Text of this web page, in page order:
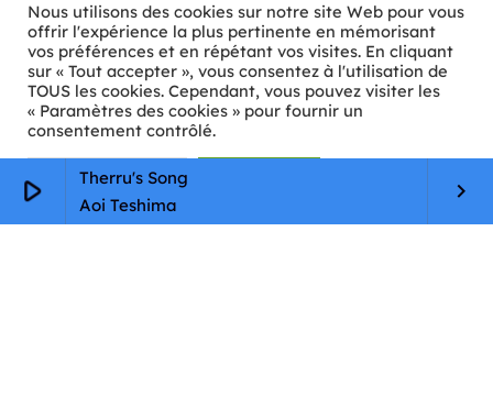
play_arrow
Therru's Song
Aoi Teshima
keyboard_arrow_right
ℹ️ INFOS PRATIQUES
✉️Contact
🦊Qui sommes-nous ?
📄
Mentions légales
Nous utilisons des cookies sur notre site Web pour vous
offrir l'expérience la plus pertinente en mémorisant
vos préférences et en répétant vos visites. En cliquant
sur « Tout accepter », vous consentez à l'utilisation de
TOUS les cookies. Cependant, vous pouvez visiter les
« Paramètres des cookies » pour fournir un
consentement contrôlé.
Paramètres Cookie